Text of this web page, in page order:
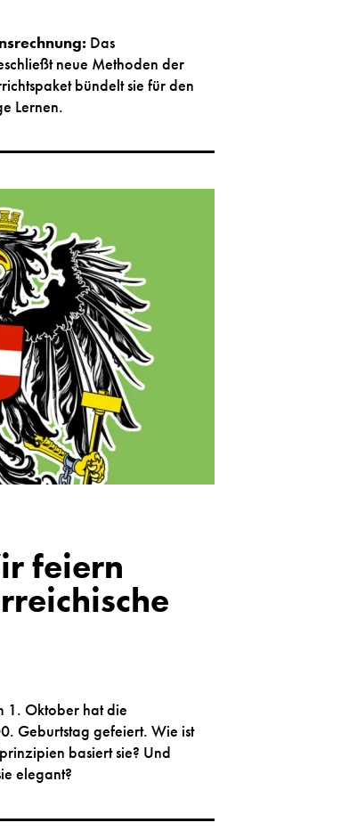
Das
neue Methoden der
bündelt sie für den
Lernen.
feiern
1. Oktober hat die
Geburtstag gefeiert. Wie ist
basiert sie? Und
elegant?